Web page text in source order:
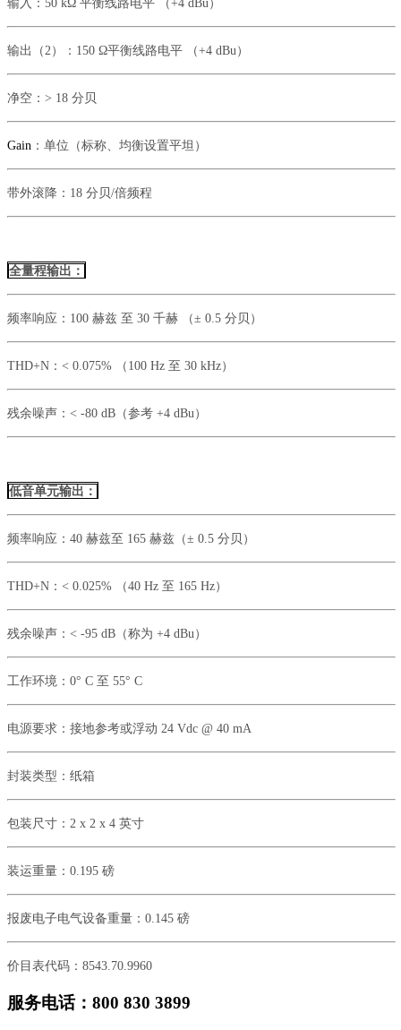
输入： 50 kΩ 平衡线路电平 （+4 dBu）
输出（ 2）： 150 Ω平衡线路电平 （+4 dBu）
净空： > 18 分贝
Gain ： 单位（标称、均衡设置平坦）
带外滚降： 18 分贝/倍频程
全量程输出：
频率响应： 100 赫兹 至 30 千赫 （± 0.5 分贝）
THD+N： < 0.075% （100 Hz 至 30 kHz）
残余噪声： < -80 dB（参考 +4 dBu）
低音单元输出：
频率响应： 40 赫兹至 165 赫兹（± 0.5 分贝）
THD+N： < 0.025% （40 Hz 至 165 Hz）
残余噪声： < -95 dB（称为 +4 dBu）
工作环境： 0° C 至 55° C
电源要求： 接地参考或浮动 24 Vdc @ 40 mA
封装类型： 纸箱
包装尺寸： 2 x 2 x 4 英寸
装运重量： 0.195 磅
报废电子电气设备重量： 0.145 磅
价目表代码： 8543.70.9960
服务电话：800 830 3899